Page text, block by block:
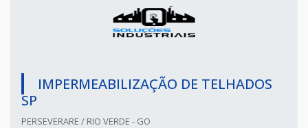
IMPERMEABILIZAÇÃO DE TELHADOS
SP
PERSEVERARE / RIO VERDE - GO